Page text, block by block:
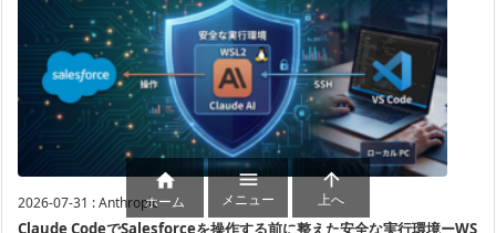
2026-07-31 :Anthropic
Claude CodeでSalesforceを操作する前に整えた安全な実行環境ーWS

ホーム

メニュー

上へ